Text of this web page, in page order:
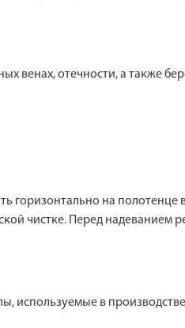
венах, отечности, а также
горизонтально на
чистке. Перед надеванием
используемые в